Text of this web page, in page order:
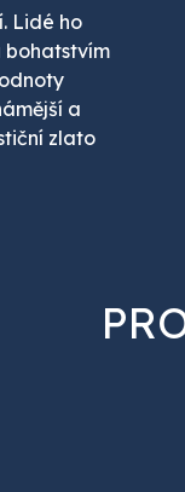
Lidé ho
bohatstvím
a
zlato